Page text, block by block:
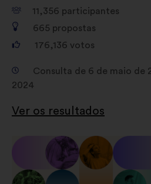
11,356 participantes
665 propostas
176,136 votos
Consulta de 6 de maio de
2024
Ver os resultados
impacto através das